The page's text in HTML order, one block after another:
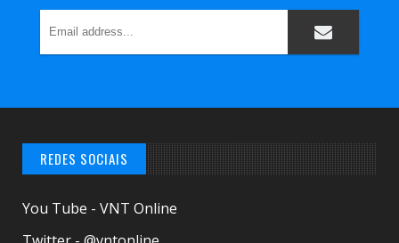
REDES SOCIAIS
You Tube - VNT Online